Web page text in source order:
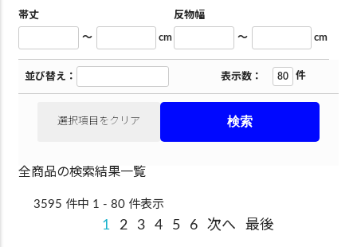
帯丈
～ cm
反物幅
～ cm
並び替え： 表示数： 件
選択項目をクリア
全商品の検索結果一覧
3595 件中 1 - 80 件表示
1 2 3 4 5 6 次へ 最後